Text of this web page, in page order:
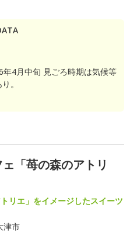
4月中旬 見ごろ時期は気候等
。
「苺の森のアトリ
トリエ」をイメージしたスイーツ
津市